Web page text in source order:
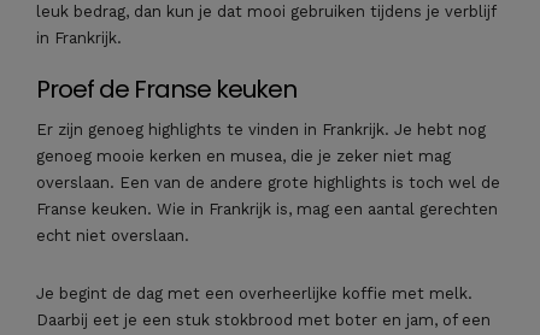
leuk bedrag, dan kun je dat mooi gebruiken tijdens je verblijf
in Frankrijk.
Proef de Franse keuken
Er zijn genoeg highlights te vinden in Frankrijk. Je hebt nog
genoeg mooie kerken en musea, die je zeker niet mag
overslaan. Een van de andere grote highlights is toch wel de
Franse keuken. Wie in Frankrijk is, mag een aantal gerechten
echt niet overslaan.
Je begint de dag met een overheerlijke koffie met melk.
Daarbij eet je een stuk stokbrood met boter en jam, of een